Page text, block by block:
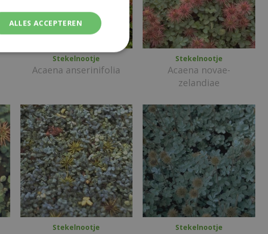
Stekelnootje
Acaena anserinifolia
Stekelnootje
Acaena novae-
zelandiae
Stekelnootje Stekelnootje
ALLES ACCEPTEREN